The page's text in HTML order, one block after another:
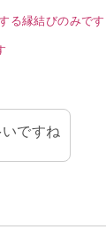
る縁結びのみで
ですね